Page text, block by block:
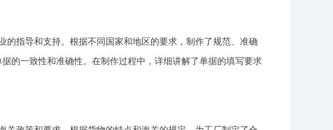
指导和支持。根据不同国家和地区的要求，制作了规范、准确
的一致性和准确性。在制作过程中，详细讲解了单据的填写要求